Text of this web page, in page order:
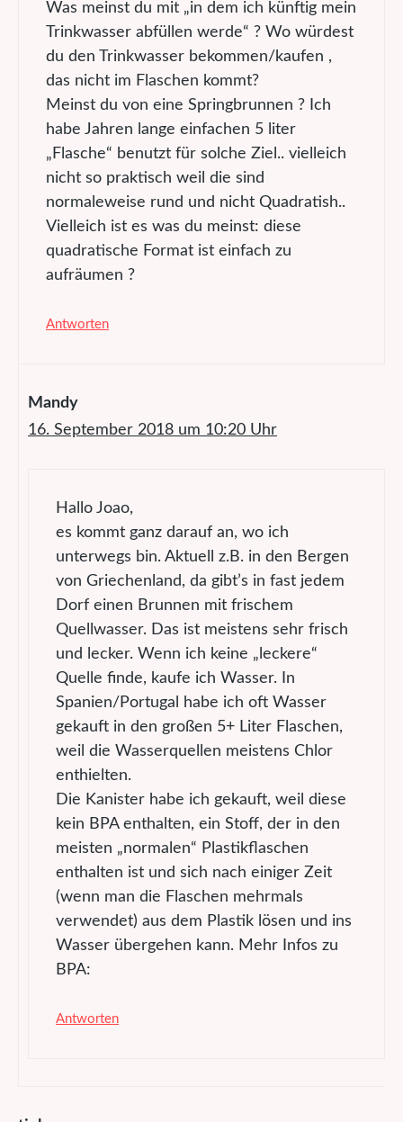
Was meinst du mit „in dem ich künftig mein
Trinkwasser abfüllen werde“ ? Wo würdest
du den Trinkwasser bekommen/kaufen ,
das nicht im Flaschen kommt?
Meinst du von eine Springbrunnen ? Ich
habe Jahren lange einfachen 5 liter
„Flasche“ benutzt für solche Ziel.. vielleich
nicht so praktisch weil die sind
normaleweise rund und nicht Quadratish..
Vielleich ist es was du meinst: diese
quadratische Format ist einfach zu
aufräumen ?
Antworten
Mandy
16. September 2018 um 10:20 Uhr
Hallo Joao,
es kommt ganz darauf an, wo ich
unterwegs bin. Aktuell z.B. in den Bergen
von Griechenland, da gibt’s in fast jedem
Dorf einen Brunnen mit frischem
Quellwasser. Das ist meistens sehr frisch
und lecker. Wenn ich keine „leckere“
Quelle finde, kaufe ich Wasser. In
Spanien/Portugal habe ich oft Wasser
gekauft in den großen 5+ Liter Flaschen,
weil die Wasserquellen meistens Chlor
enthielten.
Die Kanister habe ich gekauft, weil diese
kein BPA enthalten, ein Stoff, der in den
meisten „normalen“ Plastikflaschen
enthalten ist und sich nach einiger Zeit
(wenn man die Flaschen mehrmals
verwendet) aus dem Plastik lösen und ins
Wasser übergehen kann. Mehr Infos zu
BPA:
Antworten